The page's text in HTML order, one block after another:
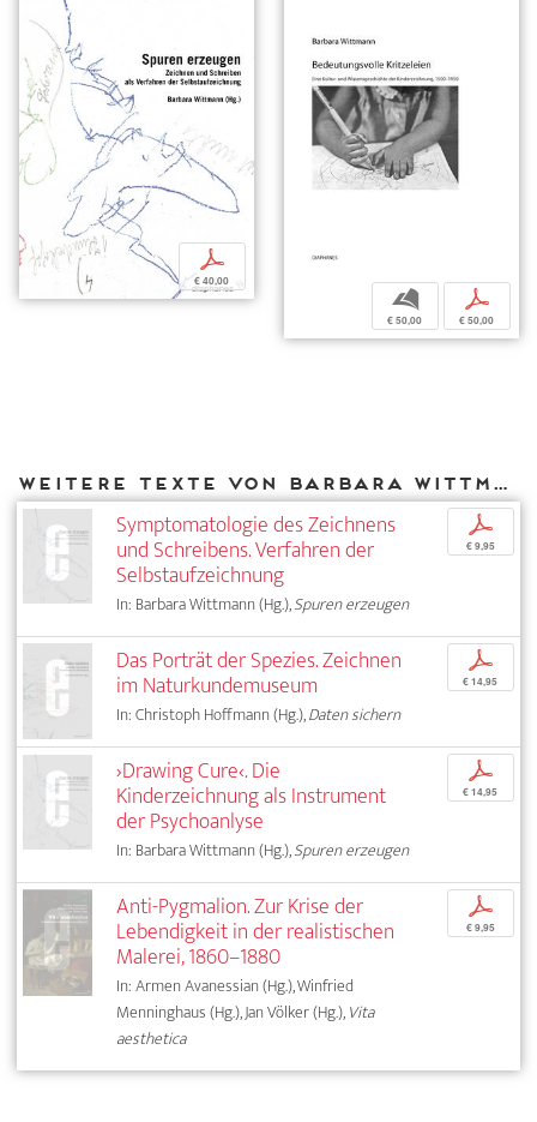
p
€ 40,00
b
€ 50,00
p
€ 50,00
Weitere Texte von Barbara Wittmann bei DIAPHANES
Symptomatologie des Zeichnens
und Schreibens. Verfahren der
Selbstaufzeichnung
In: Barbara Wittmann (Hg.),Spuren erzeugen
p
€ 9,95
Das Porträt der Spezies. Zeichnen
im Naturkundemuseum
In: Christoph Hoffmann (Hg.),Daten sichern
p
€ 14,95
›Drawing Cure‹. Die
Kinderzeichnung als Instrument
der Psychoanlyse
In: Barbara Wittmann (Hg.),Spuren erzeugen
p
€ 14,95
Anti-Pygmalion. Zur Krise der
Lebendigkeit in der realistischen
Malerei, 1860–1880
In: Armen Avanessian (Hg.), Winfried
Menninghaus (Hg.), Jan Völker (Hg.),Vita
aesthetica
p
€ 9,95